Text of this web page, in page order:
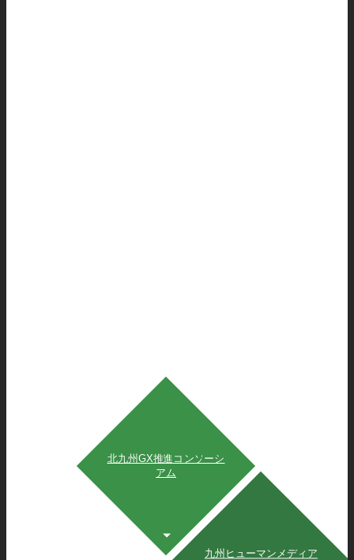
北九州GX推進コンソーシ
アム
九州ヒューマンメディア